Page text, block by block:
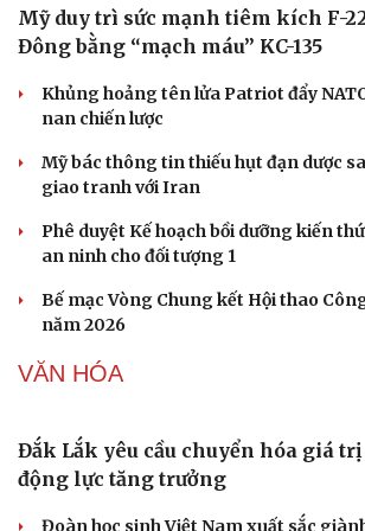
Vì sao giá vàng thế giới tăng
lại giảm?
Giá bạc hôm nay: Giá bạc trong nước
đồng/kg
Quảng Ninh chấm dứt hoạt động các
trước ngày 31/10/2026
Giá vàng hôm nay 7/8: Vàng trong
142,2 triệu đồng/lượng
Giá cà phê hôm nay 7/8: Giá cà phê
QUÂN SỰ - QUỐC PHÒNG
Mỹ duy trì sức mạnh tiêm kích F-